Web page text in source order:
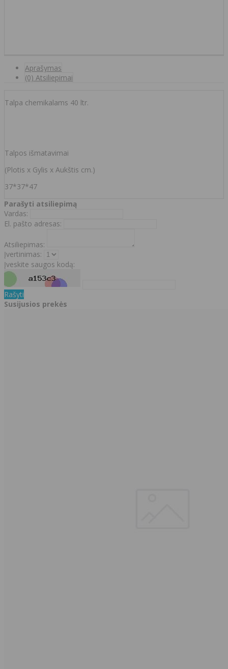
Aprašymas
(0) Atsiliepimai
Talpa chemikalams 40 ltr.
Talpos išmatavimai
(Plotis x Gylis x Aukštis cm.)
37*37*47
Parašyti atsiliepimą
Vardas:
El. pašto adresas:
Atsiliepimas:
Įvertinimas:
Įveskite saugos kodą:
Rašyti
Susijusios prekės